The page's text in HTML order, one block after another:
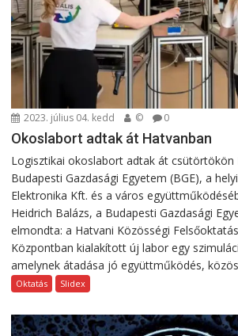
2023. július 04. kedd © 0
Okoslabort adtak át Hatvanban
Logisztikai okoslabort adtak át csütörtökön
Budapesti Gazdasági Egyetem (BGE), a
Elektronika Kft. és a város
Heidrich Balázs, a Budapesti Gazdasági
elmondta: a Hatvani Közösségi
Központban kialakított új labor egy
amelynek átadása jó együttműködés,
Oktatás Slidex